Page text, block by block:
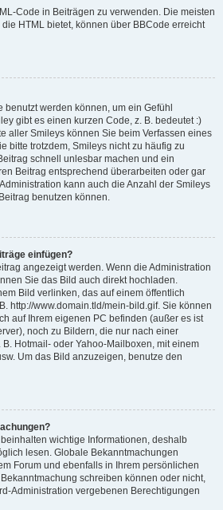
Code in Beiträgen zu verwenden. Die meisten
HTML bietet, können über BBCode erreicht
werden können, um ein Gefühl
gibt es einen kurzen Code, z. B. bedeutet :)
aller Smileys können Sie beim Verfassen eines
bitte trotzdem, Smileys nicht zu häufig zu
schnell unlesbar machen und ein
Beitrag entsprechend überarbeiten oder gar
kann auch die Anzahl der Smileys
benutzen können.
einfügen?
angezeigt werden. Wenn die Administration
Sie das Bild auch direkt hochladen.
Bild verlinken, das auf einem öffentlich
http://www.domain.tld/mein-bild.gif. Sie können
auf Ihrem eigenen PC befinden (außer es ist
noch zu Bildern, die nur nach einer
Hotmail- oder Yahoo-Mailboxen, mit einem
Um das Bild anzuzeigen, benutze den
wichtige Informationen, deshalb
lesen. Globale Bekanntmachungen
Forum und ebenfalls in Ihrem persönlichen
schreiben können oder nicht,
Administration vergebenen Berechtigungen